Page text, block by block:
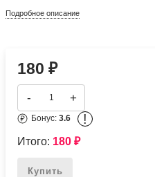
Подробное описание
180₽
- +
Бонус:3.6 !
Итого: 180₽
Купить